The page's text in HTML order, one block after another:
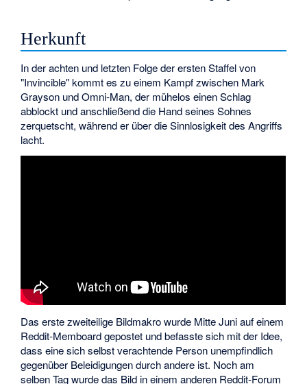
Herkunft
In der achten und letzten Folge der ersten Staffel von
"Invincible" kommt es zu einem Kampf zwischen Mark
Grayson und Omni-Man, der mühelos einen Schlag
abblockt und anschließend die Hand seines Sohnes
zerquetscht, während er über die Sinnlosigkeit des Angriffs
lacht.
Das erste zweiteilige Bildmakro wurde Mitte Juni auf einem
Reddit-Memboard gepostet und befasste sich mit der Idee,
dass eine sich selbst verachtende Person unempfindlich
gegenüber Beleidigungen durch andere ist. Noch am
selben Tag wurde das Bild in einem anderen Reddit-Forum